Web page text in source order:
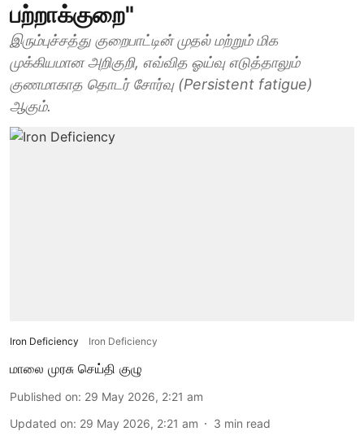
பற்றாக்குறை"
இரும்புச்சத்து குறைபாட்டின் முதல் மற்றும் மிக
முக்கியமான அறிகுறி, எவ்வித ஓய்வு எடுத்தாலும்
குணமாகாத தொடர் சோர்வு (Persistent fatigue)
ஆகும்.
Iron Deficiency Iron Deficiency
மாலை முரசு செய்தி குழு
Published on: 29 May 2026, 2:21 am
Updated on: 29 May 2026, 2:21 am 3 min read